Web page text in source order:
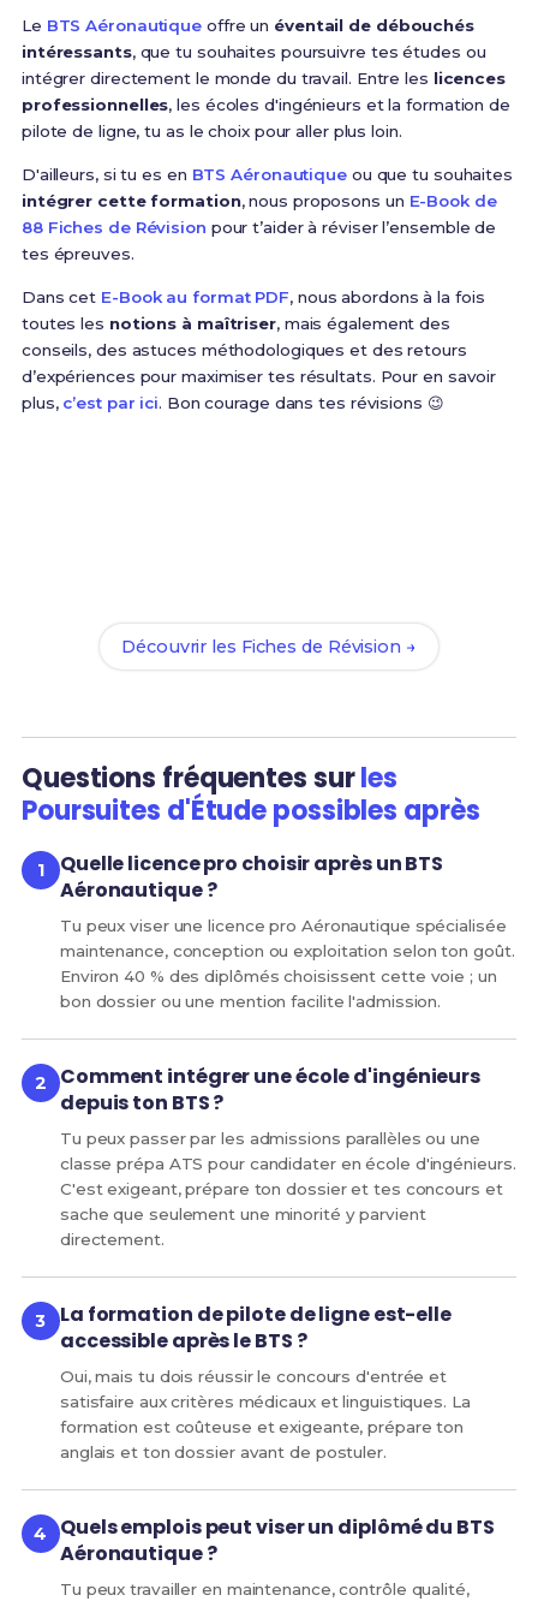
Le BTS Aéronautique offre un éventail de débouchés
intéressants, que tu souhaites poursuivre tes études ou
intégrer directement le monde du travail. Entre les licences
professionnelles, les écoles d'ingénieurs et la formation de
pilote de ligne, tu as le choix pour aller plus loin.
D'ailleurs, si tu es en BTS Aéronautiqueou que tu souhaites
intégrer cette formation, nous proposons un E-Book de
88 Fiches de Révision pour t’aider à réviser l’ensemble de
tes épreuves.
Dans cet E-Book au format PDF, nous abordons à la fois
toutes les notions à maîtriser, mais également des
conseils, des astuces méthodologiques et des retours
d’expériences pour maximiser tes résultats. Pour en savoir
plus, c’est par ici. Bon courage dans tes révisions 😉
Découvrir les Fiches de Révision →
Questions fréquentes surles
Poursuites d'Étude possibles après
Quelle licence pro choisir après un BTS
Aéronautique ?
Tu peux viser une licence pro Aéronautique spécialisée
maintenance, conception ou exploitation selon ton goût.
Environ 40 % des diplômés choisissent cette voie ; un
bon dossier ou une mention facilite l'admission.
Comment intégrer une école d'ingénieurs
depuis ton BTS ?
Tu peux passer par les admissions parallèles ou une
classe prépa ATS pour candidater en école d'ingénieurs.
C'est exigeant, prépare ton dossier et tes concours et
sache que seulement une minorité y parvient
directement.
La formation de pilote de ligne est-elle
accessible après le BTS ?
Oui, mais tu dois réussir le concours d'entrée et
satisfaire aux critères médicaux et linguistiques. La
formation est coûteuse et exigeante, prépare ton
anglais et ton dossier avant de postuler.
Quels emplois peut viser un diplômé du BTS
Aéronautique ?
Tu peux travailler en maintenance, contrôle qualité,